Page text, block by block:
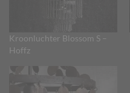
Kroonluchter Blossom S –
Hoffz